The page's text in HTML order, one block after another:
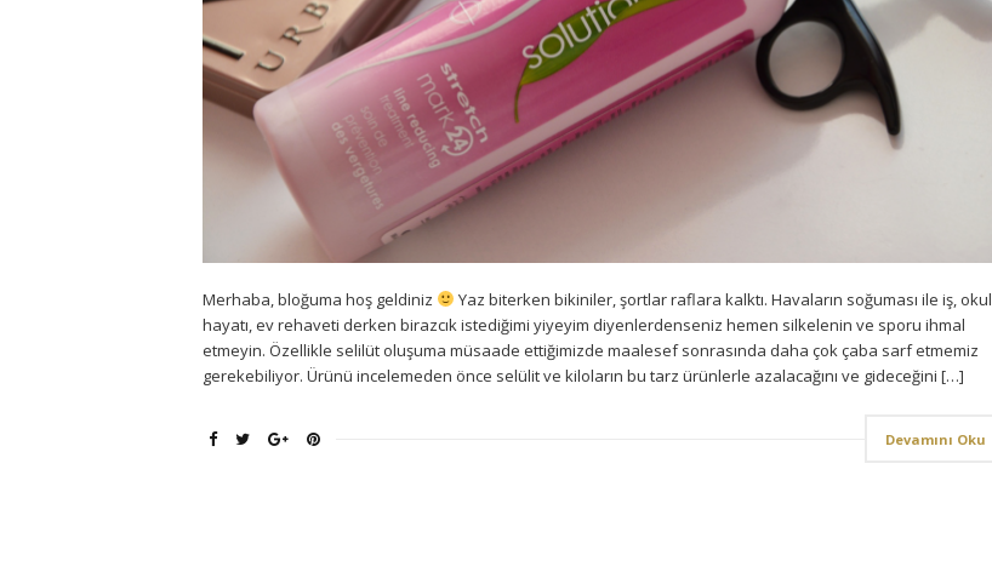
Merhaba, bloğuma hoş geldiniz
Yaz biterken bikiniler, şortlar raflara kalktı. Havaların soğuması ile iş, okul
hayatı, ev rehaveti derken birazcık istediğimi yiyeyim diyenlerdenseniz hemen silkelenin ve sporu ihmal
etmeyin. Özellikle selilüt oluşuma müsaade ettiğimizde maalesef sonrasında daha çok çaba sarf etmemiz
gerekebiliyor. Ürünü incelemeden önce selülit ve kiloların bu tarz ürünlerle azalacağını ve gideceğini […]
Devamını Oku